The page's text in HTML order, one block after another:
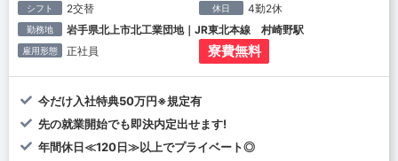
シフト 2交替 休日 4勤2休
勤務地 岩手県北上市北工業団地｜JR東北本線 村崎野駅
雇用形態 正社員 寮費無料
今だけ入社特典50万円※規定有
先の就業開始でも即決内定出せます!
年間休日≪120日≫以上でプライベート◎